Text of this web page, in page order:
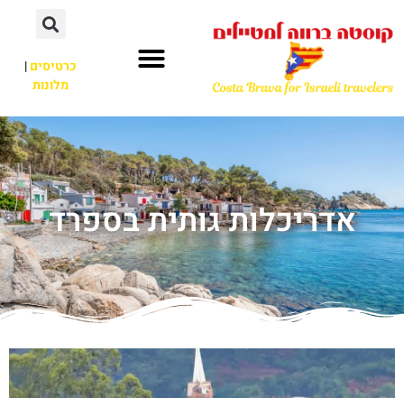
כרטיסים|
מלונות
אדריכלות גותית בספרד